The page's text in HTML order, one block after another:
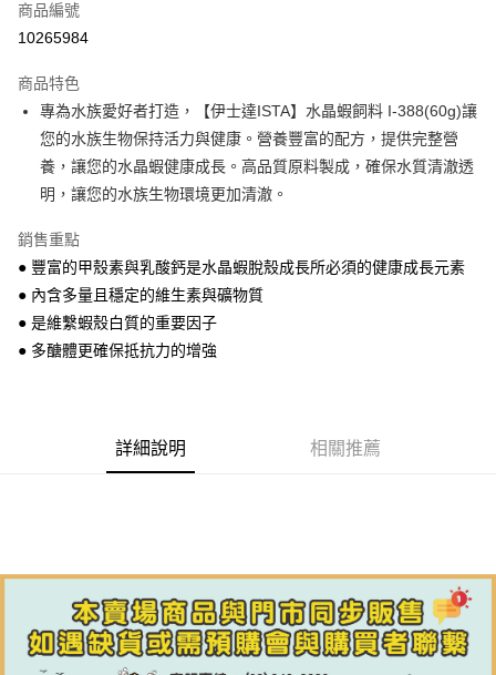
超商取貨付款
Apple Pay
街口支付
悠遊付
Google Pay
ATM付款
【全家】取貨1500免運
每筆NT$80，滿NT$1,500(含以上)免運費
【7-11】取貨1500免運
每筆NT$60，滿NT$1,500(含以上)免運費
商品編號
10265984
商品特色
專為水族愛好者打造，【伊士達ISTA】水晶蝦飼料 I-388(60g)讓
您的水族生物保持活力與健康。營養豐富的配方，提供完整營
養，讓您的水晶蝦健康成長。高品質原料製成，確保水質清澈透
明，讓您的水族生物環境更加清澈。
銷售重點
● 豐富的甲殼素與乳酸鈣是水晶蝦脫殼成長所必須的健康成長元素
● 內含多量且穩定的維生素與礦物質
● 是維繫蝦殼白質的重要因子
● 多醣體更確保抵抗力的增強
詳細說明 相關推薦